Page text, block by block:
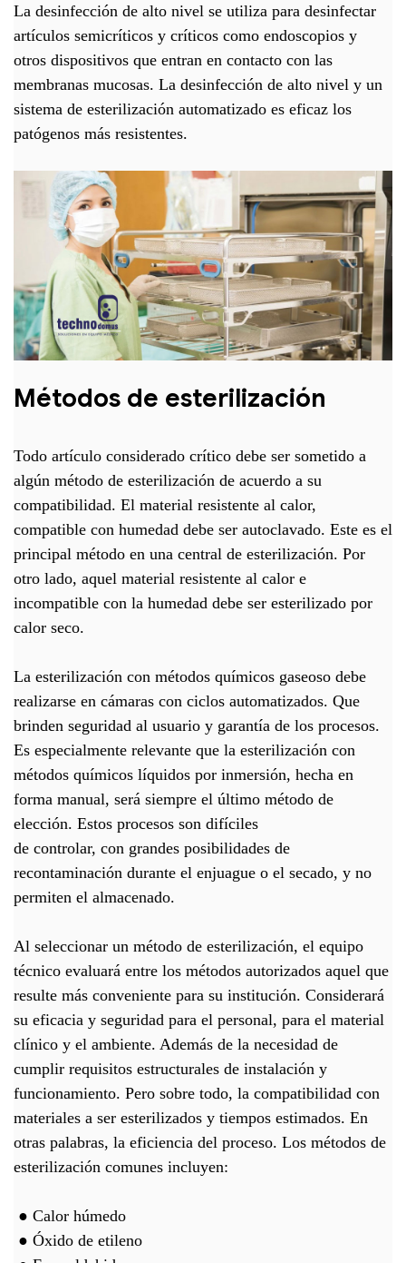
La desinfección de alto nivel se utiliza para desinfectar
artículos semicríticos y críticos como endoscopios y
otros dispositivos que entran en contacto con las
membranas mucosas. La desinfección de alto nivel y un
sistema de esterilización automatizado es eficaz los
patógenos más resistentes.
Métodos de esterilización
Todo artículo considerado crítico debe ser sometido a
algún método de esterilización de acuerdo a su
compatibilidad. El material resistente al calor,
compatible con humedad debe ser autoclavado. Este es el
principal método en una central de esterilización. Por
otro lado, aquel material resistente al calor e
incompatible con la humedad debe ser esterilizado por
calor seco.
La esterilización con métodos químicos gaseoso debe
realizarse en cámaras con ciclos automatizados. Que
brinden seguridad al usuario y garantía de los procesos.
Es especialmente relevante que la esterilización con
métodos químicos líquidos por inmersión, hecha en
forma manual, será siempre el último método de
elección. Estos procesos son difíciles
de controlar, con grandes posibilidades de
recontaminación durante el enjuague o el secado, y no
permiten el almacenado.
Al seleccionar un método de esterilización, el equipo
técnico evaluará entre los métodos autorizados aquel que
resulte más conveniente para su institución. Considerará
su eficacia y seguridad para el personal, para el material
clínico y el ambiente. Además de la necesidad de
cumplir requisitos estructurales de instalación y
funcionamiento. Pero sobre todo, la compatibilidad con
materiales a ser esterilizados y tiempos estimados. En
otras palabras, la eficiencia del proceso. Los métodos de
esterilización comunes incluyen:
● Calor húmedo
● Óxido de etileno